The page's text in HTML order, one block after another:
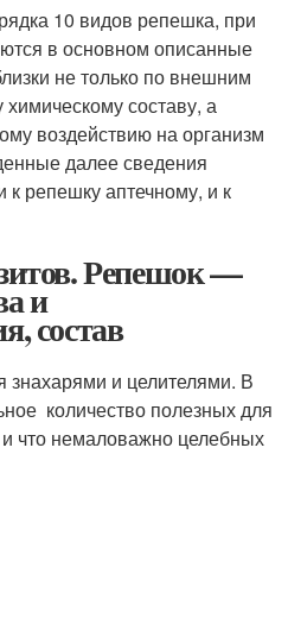
10 видов репешка, при
в основном описанные
не только по внешним
составу, а
воздействию на организм
далее сведения
к репешку аптечному, и к
Репешок —
и
состав
знахарями и целителями. В
количество полезных для
и что немаловажно целебных